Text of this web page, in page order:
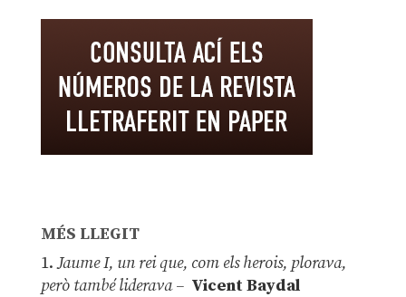
MÉS LLEGIT
1.Jaume I, un rei que, com els herois, plorava,
però també liderava – Vicent Baydal